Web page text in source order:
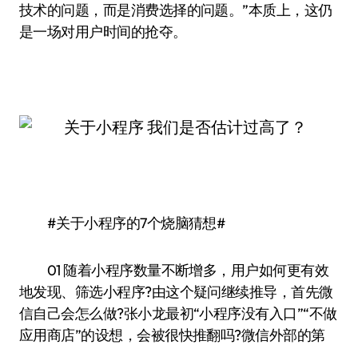
技术的问题，而是消费选择的问题。”本质上，这仍
是一场对用户时间的抢夺。
#关于小程序的7个烧脑猜想#
01 随着小程序数量不断增多，用户如何更有效
地发现、筛选小程序?由这个疑问继续推导，首先微
信自己会怎么做?张小龙最初“小程序没有入口”“不做
应用商店”的设想，会被很快推翻吗?微信外部的第